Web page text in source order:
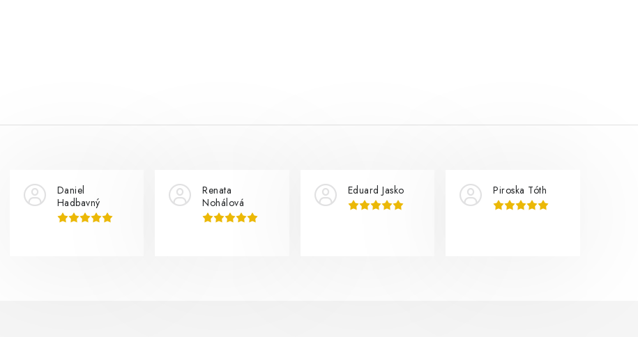
Daniel
Hadbavný
Renata
Nohálová
Eduard Jasko Piroska Tóth